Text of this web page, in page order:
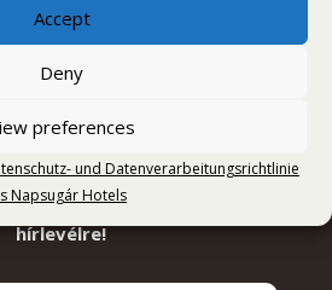
Accept
Deny
preferences
und Datenverarbeitungsrichtlinie
Napsugár Hotels
első kézből lefrissebb
! Íratkozzon fel
hírlevélre!